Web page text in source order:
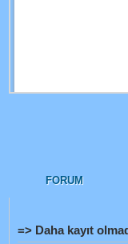
bu zamana olan
FORUM
=> Daha kayıt